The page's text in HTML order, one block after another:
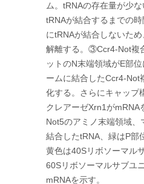
ム。tRNAの存在量が少
tRNAが結合するまでの
にtRNAが結合しないた
解離する。③Ccr4-Not複
ットのN末端領域がE部
ームに結合したCcr4-Not
化する。さらにキャップ
クレアーゼXrn1がmRNA
Not5のアミノ末端領域、
結合したtRNA、緑はP部
黄色は40Sリボソーマル
60Sリボソーマルサブユ
mRNAを示す。